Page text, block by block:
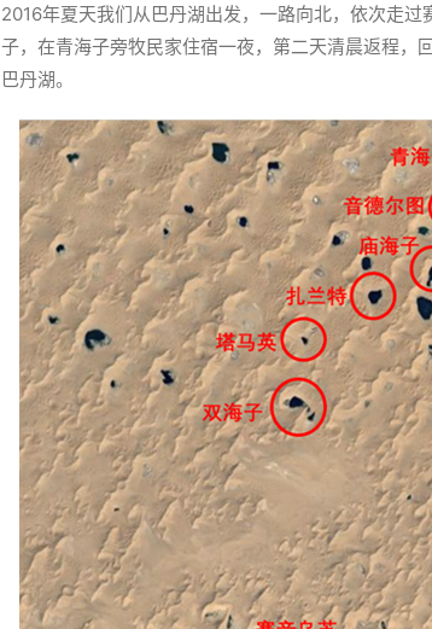
2016年夏天我们从巴丹湖出发，一路向北，依次走
子，在青海子旁牧民家住宿一夜，第二天清晨返程，
巴丹湖。